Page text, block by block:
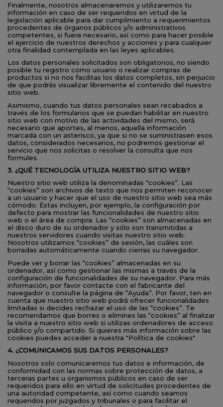
Finalmente, nosotros almacenaremos y utilizaremos tu
información en caso de ser requeridos en virtud de la
legislación aplicable para dar cumplimiento a requerimientos
procedentes de órganos públicos y/o administrativos
competentes, si fuera necesario, así como para hacer posible
el ejercicio de nuestros derechos y acciones y para cualquier
otra finalidad contemplada en las leyes aplicables.
Los datos personales solicitados son obligatorios, no siendo
posible tu registro como usuario o realizar compras de
productos si no nos facilitas los datos completos, sin perjuicio
de que podrás visualizar libremente el contenido del nuestro
sitio web.
Asimismo, cuando tus datos personales sean recabados a
través de los formularios que se puedan habilitar en nuestro
sitio web con motivo de las actividades del mismo, será
necesario que aportes, al menos, aquella información
marcada con un asterisco, ya que si no se suministrasen esos
datos, considerados necesarios, no podremos gestionar el
servicio que nos solicitas o resolver la consulta que nos
formules.
3. ¿QUÉ TECNOLOGÍA UTILIZA NUESTRO SITIO WEB?
Nuestro sitio web utiliza la denominadas “cookies”. Las
“cookies” son archivos de texto que nos permiten reconocer
a un usuario y hacer que el uso de nuestro sitio web sea más
cómodo. Éstas incluyen, por ejemplo, la configuración por
defecto para mostrar las funcionalidades de nuestro sitio
web o el área de compra. Las “cookies” son almacenadas en
el disco duro de su ordenador y sólo son transmitidas a
nuestros servidores cuando visitas nuestro sitio web.
Nosotros utilizamos “cookies” de sesión, las cuáles son
borradas automáticamente cuando cierras su navegador.
Puede ver y borrar las “cookies” almacenadas en su
ordenador, así como gestionar las mismas a través de la
configuración de funcionalidades de su navegador. Para más
información, por favor contacte con el fabricante del
navegador o consulte la página de “Ayuda”. Por favor, ten en
cuenta que nuestro sitio web podrá ofrecer funcionalidades
limitadas si decides rechazar el uso de las “cookies”. Te
recomendamos que borres o elimines las “cookies” al finalizar
la visita a nuestro sitio web si utilizas ordenadores de acceso
público y/o compartido. Si quieres más información sobre las
cookies puedes acceder a nuestra "Política de cookies"
4. ¿COMUNICAMOS SUS DATOS PERSONALES?
Nosotros solo comunicaremos tus datos e información, de
conformidad con las normas sobre protección de datos, a
terceras partes u organismos públicos en caso de ser
requeridos para ello en virtud de solicitudes procedentes de
una autoridad competente, así como cuando seamos
requeridos por juzgados y tribunales o para facilitar el